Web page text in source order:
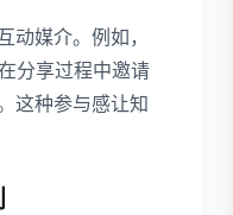
动媒介。例如，
分享过程中邀请
这种参与感让知